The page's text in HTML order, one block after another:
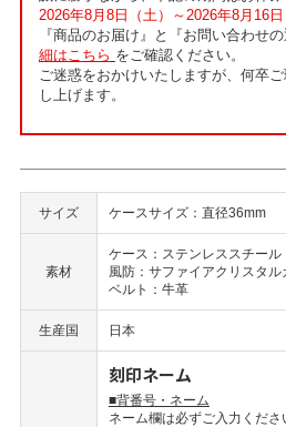
2026年8月8日（土）～2026年8月16日
『商品のお届け』と『お問い合わせ
細はこちら をご確認ください。
ご迷惑をおかけいたしますが、何卒
し上げます。
サイズ ケースサイズ：直径36mm
素材
ケース：ステンレススチール
風防：サファイアクリスタル
ベルト：牛革
生産国 日本
刻印ネーム
■背番号・ネーム
ネーム欄は必ずご入力くださ